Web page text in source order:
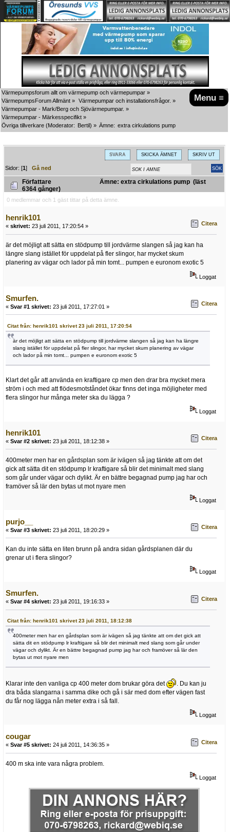
Menu ≡
Värmepumpsforum allt om värmepump och värmepumpar »
VärmepumpsForum Allmänt » Värmepumpar och installationsfrågor. »
Värmepumpar - Mark/Berg och Sjövärmepumpar. »
Värmepumpar - Märkesspecifikt »
Övriga tillverkare (Moderator: Bertil) » Ämne: extra cirkulations pump
SVARA SKICKA ÄMNET SKRIV UT
Sidor: [1]Gå ned
Författare
Ämne: extra cirkulations pump (läst
6364 gånger)
0 medlemmar och 1 gäst tittar på detta ämne.
henrik101
« skrivet: 23 juli 2011, 17:20:54 » Citera
är det möjligt att sätta en stödpump till jordvärme slangen så jag kan ha
längre slang istället för uppdelat på fler slingor, har mycket skum
planering av vägar och lador på min tomt... pumpen e euronom exotic 5
Loggat
Smurfen.
« Svar #1 skrivet: 23 juli 2011, 17:27:01 » Citera
Citat från: henrik101 skrivet 23 juli 2011, 17:20:54
är det möjligt att sätta en stödpump till jordvärme slangen så jag kan ha längre
slang istället för uppdelat på fler slingor, har mycket skum planering av vägar
och lador på min tomt... pumpen e euronom exotic 5
Klart det går att använda en kraftigare cp men den drar bra mycket mera
ström i och med att flödesmotståndet ökar finns det inga möjligheter med
flera slingor hur många meter ska du lägga ?
Loggat
henrik101
« Svar #2 skrivet: 23 juli 2011, 18:12:38 » Citera
400meter men har en gårdsplan som är ivägen så jag tänkte att om det
gick att sätta dit en stödpump lr kraftigare så blir det minimalt med slang
som går under vägar och dylikt. Är en bättre begagnad pump jag har och
framöver så lär den bytas ut mot nyare men
Loggat
purjo__
« Svar #3 skrivet: 23 juli 2011, 18:20:29 » Citera
Kan du inte sätta en liten brunn på andra sidan gårdsplanen där du
grenar ut i flera slingor?
Loggat
Smurfen.
« Svar #4 skrivet: 23 juli 2011, 19:16:33 » Citera
Citat från: henrik101 skrivet 23 juli 2011, 18:12:38
400meter men har en gårdsplan som är ivägen så jag tänkte att om det gick att
sätta dit en stödpump lr kraftigare så blir det minimalt med slang som går under
vägar och dylikt. Är en bättre begagnad pump jag har och framöver så lär den
bytas ut mot nyare men
Klarar inte den vanliga cp 400 meter dom brukar göra det
. Du kan ju
dra båda slangarna i samma dike och gå i sär med dom efter vägen fast
du får nog lägga nån meter extra i så fall.
Loggat
cougar
« Svar #5 skrivet: 24 juli 2011, 14:36:35 » Citera
400 m ska inte vara några problem.
Loggat